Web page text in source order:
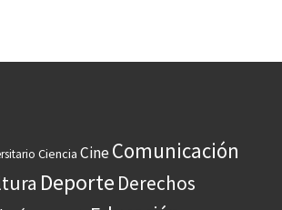
Ciencia CineComunicación
Deporte Derechos